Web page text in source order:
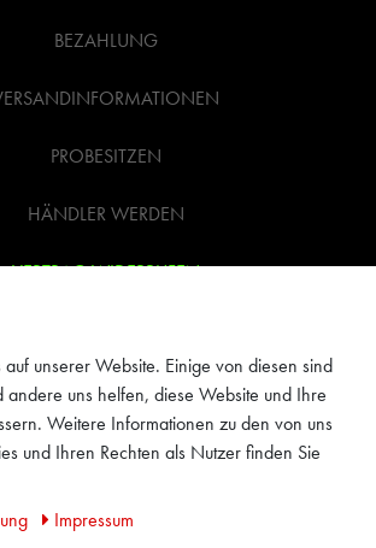
BEZAHLUNG
PROBESITZEN
HÄNDLER WERDEN
VERTRAG WIDERRUFEN
AGB
IMPRESSUM
unserer Website. Einige von diesen sind
uns helfen, diese Website und Ihre
Weitere Informationen zu den von uns
und Ihren Rechten als Nutzer finden Sie
Impressum